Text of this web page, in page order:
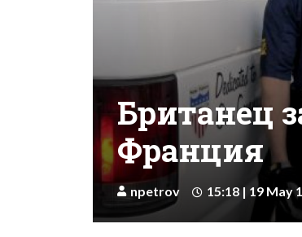
Британец
Франция
npetrov 15:18 | 19 May